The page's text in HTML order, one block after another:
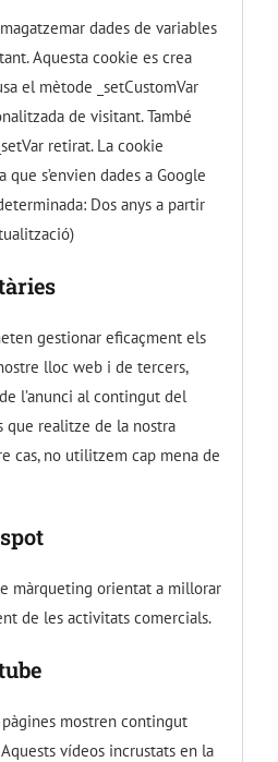
dades de variables
Aquesta cookie es crea
el mètode _setCustomVar
de visitant. També
retirat. La cookie
que s’envien dades a Google
Dos anys a partir
gestionar eficaçment els
lloc web i de tercers,
l’anunci al contingut del
que realitze de la nostra
cas, no utilitzem cap mena de
màrqueting orientat a millorar
de les activitats comercials.
mostren contingut
vídeos incrustats en la